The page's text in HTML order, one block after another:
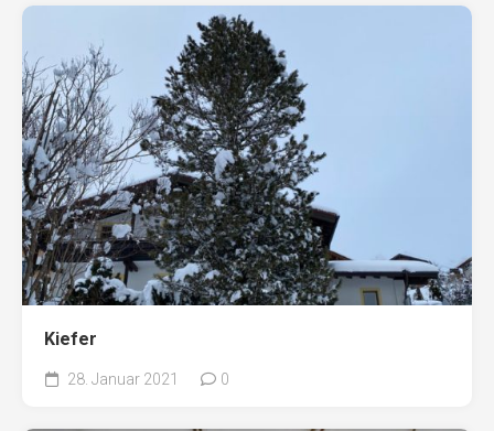
Kiefer
28. Januar 2021 0